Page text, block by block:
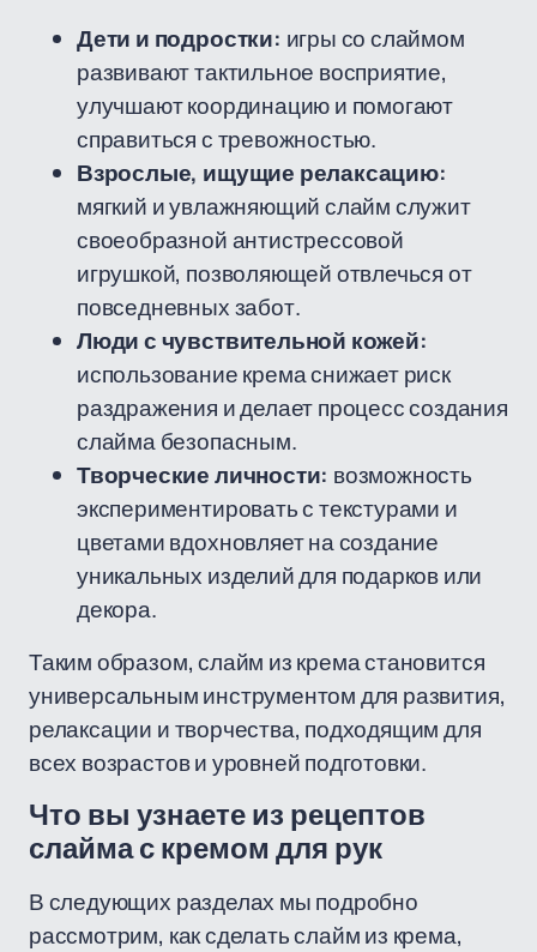
Дети и подростки: игры со слаймом
развивают тактильное восприятие,
улучшают координацию и помогают
справиться с тревожностью.
Взрослые, ищущие релаксацию:
мягкий и увлажняющий слайм служит
своеобразной антистрессовой
игрушкой, позволяющей отвлечься от
повседневных забот.
Люди с чувствительной кожей:
использование крема снижает риск
раздражения и делает процесс создания
слайма безопасным.
Творческие личности: возможность
экспериментировать с текстурами и
цветами вдохновляет на создание
уникальных изделий для подарков или
декора.
Таким образом, слайм из крема становится
универсальным инструментом для развития,
релаксации и творчества, подходящим для
всех возрастов и уровней подготовки.
Что вы узнаете из рецептов
слайма с кремом для рук
В следующих разделах мы подробно
рассмотрим, как сделать слайм из крема,